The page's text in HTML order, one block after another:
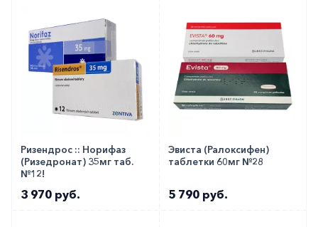
Вы можете заказать препарат с доставкой в
аптеку-партнёра в вашем городе. Для этого Вы
можете оформить бронирование на сайте или
заказать по телефону 8 800 301 52 86
(бесплатно
с любого телефона по РФ)
Ризендрос :: Норифаз
(Ризедронат) 35мг таб.
№12!
3 970 руб.
Эвиста (Ралоксифен)
таблетки 60мг №28
5 790 руб.